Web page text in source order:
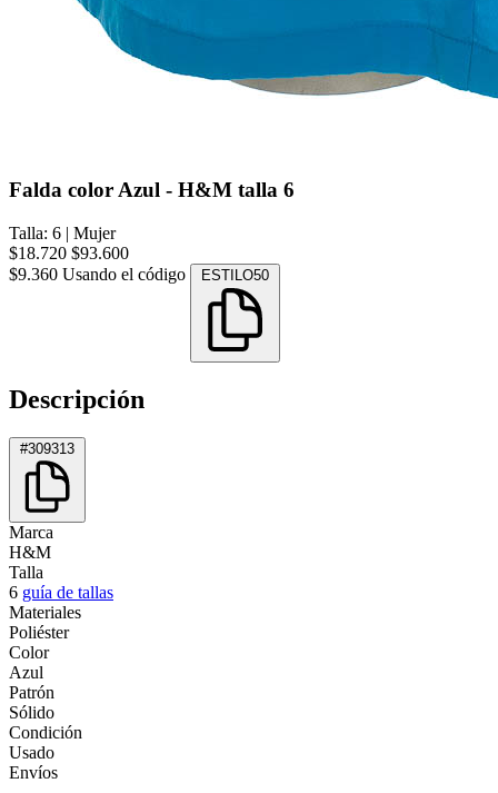
Falda color Azul - H&M talla 6
Talla: 6 | Mujer
$18.720 $93.600
$9.360 Usando el código ESTILO50
Descripción
#309313
Marca
H&M
Talla
6 guía de tallas
Materiales
Poliéster
Color
Azul
Patrón
Sólido
Condición
Usado
Envíos